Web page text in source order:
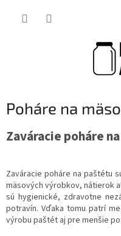
Poháre na
Zaváracie poháre
Zaváracie poháre na paštétu
mäsových výrobkov, nátierok
sú hygienické, zdravotne
potravín. Vďaka tomu patrí
výrobu paštét aj pre menšie